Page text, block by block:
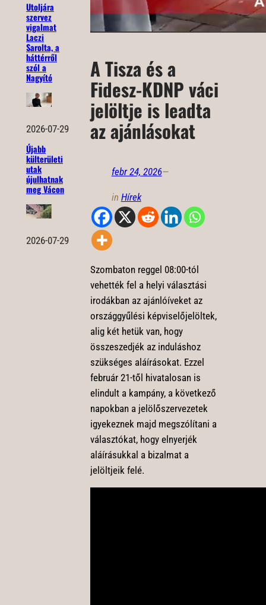
Utoljára
szervez
vigalmat
Laczi
Sarolta, a
háttérről
szól a
Nagyító
2026-07-29
Újabb
külterületi
utak
újulhatnak
meg Vácon
2026-07-29
A Tisza és a
Fidesz-KDNP váci
jelöltje is leadta
az ajánlásokat
febr 24, 2026—
in Hírek
Szombaton reggel 08:00-tól
vehették fel a helyi választási
irodákban az ajánlóíveket az
országgyűlési képviselőjelöltek,
alig két hetük van, hogy
összeszedjék az induláshoz
szükséges aláírásokat. Ezzel
február 21-től hivatalosan is
elindult a kampány, a következő
napokban a jelölőszervezetek
igyekeznek majd megszólítani a
választókat, hogy elnyerjék
aláírásukkal a bizalmat a
jelöltjeik felé.